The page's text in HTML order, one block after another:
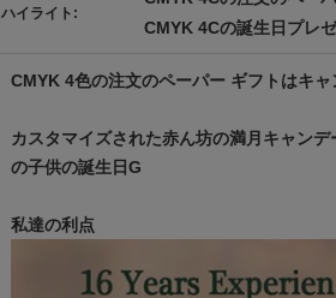
ハイライト:
CMYK 4Cの誕生日プレ
CMYK 4色の注文のペーパー ギフトはキ
カスタマイズされた赤ん坊の満月キャン
の子供の誕生日G
私達の利点